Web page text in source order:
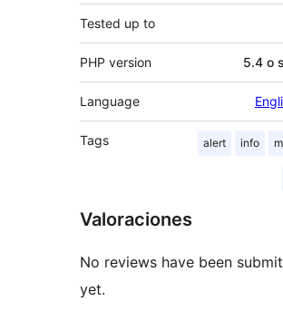
Tested up to
PHP version 5.4 o
Language
Tags alert info
Valoraciones
No reviews have been
yet.